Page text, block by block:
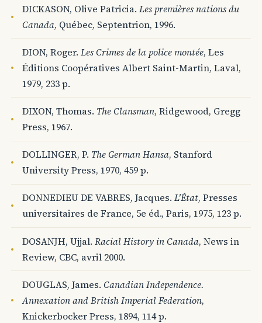
DICKASON, Olive Patricia.Les premières nations du
Canada, Québec, Septentrion, 1996.
DION, Roger.Les Crimes de la police montée, Les
Éditions Coopératives Albert Saint-Martin, Laval,
1979, 233 p.
DIXON, Thomas. The Clansman, Ridgewood, Gregg
Press, 1967.
DOLLINGER, P. The German Hansa, Stanford
University Press, 1970, 459 p.
DONNEDIEU DE VABRES, Jacques.L'État, Presses
universitaires de France, 5e éd., Paris, 1975, 123 p.
DOSANJH, Ujjal.Racial History in Canada, News in
Review, CBC, avril 2000.
DOUGLAS, James.Canadian Independence.
Annexation and British Imperial Federation,
Knickerbocker Press, 1894, 114 p.